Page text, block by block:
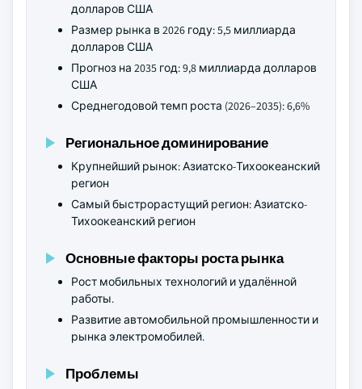
долларов США
Размер рынка в 2026 году: 5,5 миллиарда
долларов США
Прогноз на 2035 год: 9,8 миллиарда долларов
США
Среднегодовой темп роста (2026–2035): 6,6%
Региональное доминирование
Крупнейший рынок: Азиатско-Тихоокеанский
регион
Самый быстрорастущий регион: Азиатско-
Тихоокеанский регион
Основные факторы роста рынка
Рост мобильных технологий и удалённой
работы.
Развитие автомобильной промышленности и
рынка электромобилей.
Проблемы